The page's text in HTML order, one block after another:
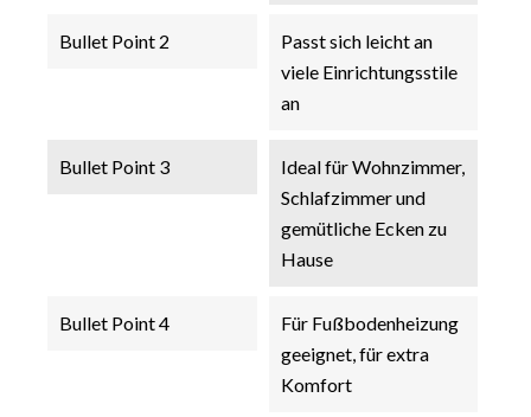
Bullet Point 2
Passt sich leicht an
viele Einrichtungsstile
an
Bullet Point 3
Ideal für Wohnzimmer,
Schlafzimmer und
gemütliche Ecken zu
Hause
Bullet Point 4
Für Fußbodenheizung
geeignet, für extra
Komfort